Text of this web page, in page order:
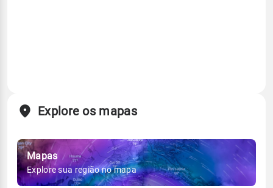
Explore os mapas
Mapas
Explore sua região no mapa